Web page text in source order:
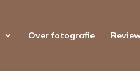
Over fotografie